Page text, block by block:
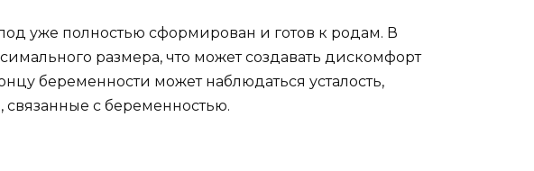
уже полностью сформирован и готов к родам. В
размера, что может создавать дискомфорт
беременности может наблюдаться усталость,
связанные с беременностью.